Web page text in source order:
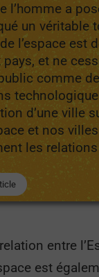
l’homme a
un véritable
l’espace est
et ne
comme
d’une ville
et nos
les
entre
est